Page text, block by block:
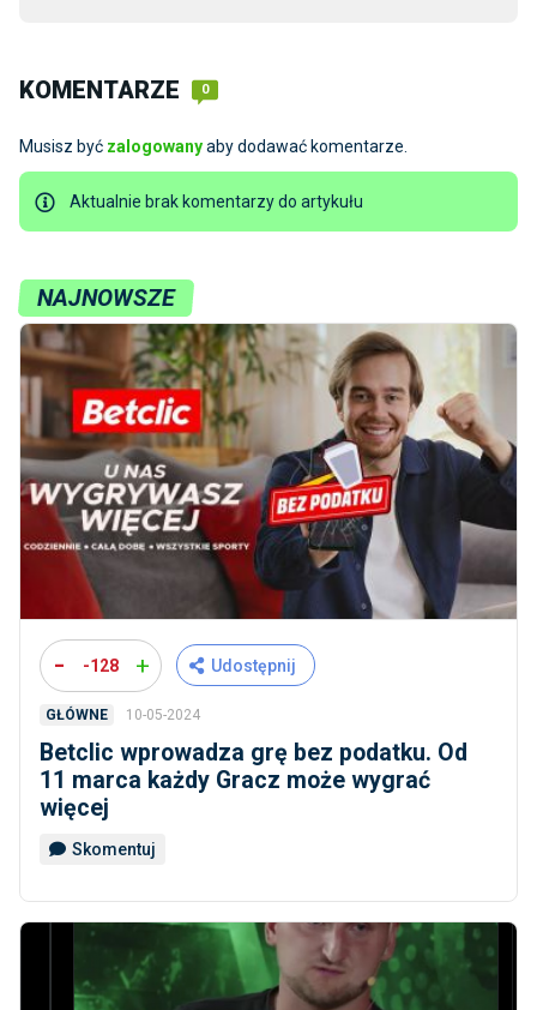
KOMENTARZE 0
Musisz być zalogowanyaby dodawać komentarze.
Aktualnie brak komentarzy do artykułu
NAJNOWSZE
- -128 + Udostępnij
GŁÓWNE 10-05-2024
Betclic wprowadza grę bez podatku. Od
11 marca każdy Gracz może wygrać
więcej
Skomentuj